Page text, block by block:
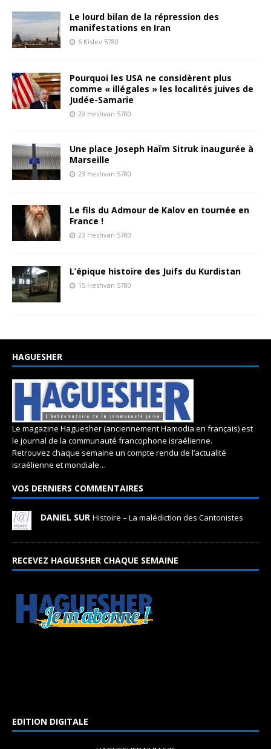
Le lourd bilan de la répression des
manifestations en Iran
6 Kislev 5780
Pourquoi les USA ne considèrent plus
comme « illégales » les localités juives de
Judée-Samarie
29 Heshvan 5780
Une place Joseph Haïm Sitruk inaugurée à
Marseille
23 Heshvan 5780
Le fils du Admour de Kalov en tournée en
France !
23 Heshvan 5780
L’épique histoire des Juifs du Kurdistan
15 Heshvan 5780
HAGUESHER
Le magazine Haguesher (anciennement Hamodia en français) est
le journal de la communauté francophone israélienne.
Retrouvez chaque semaine un compte rendu de l’actualité
israélienne et mondiale…
VOS DERNIERS COMMENTAIRES
DANIEL SUR Histoire – La malédiction des Cantonistes
RECEVEZ HAGUESHER CHAQUE SEMAINE
EDITION DIGITALE